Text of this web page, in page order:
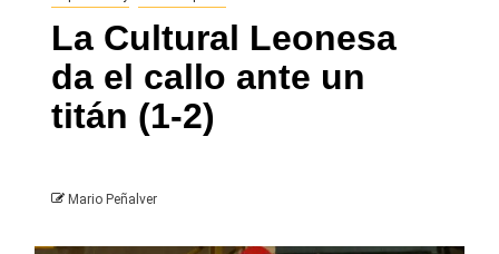
La Cultural Leonesa
da el callo ante un
titán (1-2)
Mario Peñalver